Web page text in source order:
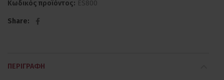
Κωδικός προϊόντος: ES800
Share
ΠΕΡΙΓΡΑΦΉ